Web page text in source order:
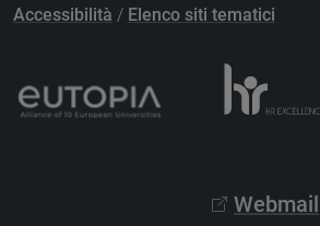
Accessibilità / Elenco siti tematici
Webmail